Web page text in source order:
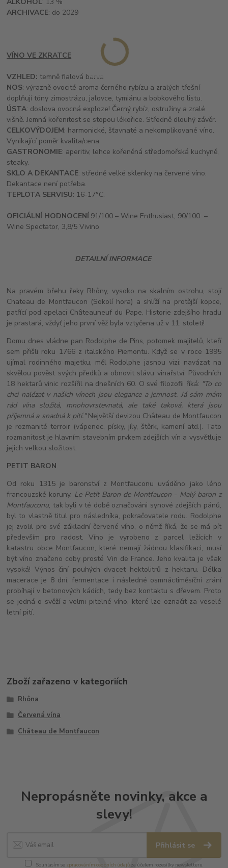
ARCHIVACE: do 2029
VÍNO VE ZKRATCE
VZHLED: temně fialová barva
NOS: výrazně ovocité aroma černého rybízu a zralých třešní
doplňují tóny zimostrázu, jalovce, tymiánu a bobkového listu.
ÚSTA: doslova ovocná exploze! Černý rybíz, ostružiny a zralé
višně. Jemná kořenitost se stopou lékořice. Středně dlouhý závěr.
CELKOVÝDOJEM: harmonické, šťavnaté a nekomplikované víno.
Vynikající poměr kvalita/cena.
GASTRONOMIE: aperitiv, lehce kořeněná středomořská kuchyně,
steaky.
SKLO A DEKANTACE: středně velké sklenky na červené víno.
Dekantace není potřeba.
TEPLOTA SERVISU: 16-17°C.
OFICIÁLNÍ HODNOCENÍ:91/100 – Wine Enthusiast, 90/100 –
Wine Spectator, 3,8/5 Vivino
DETAILNÍ INFORMACE
Na pravém břehu řeky Rhôny, vysoko na skalním ostrohu, stojí
Chateau de Montfaucon (Sokolí hora) a shlíží na protější kopce,
patřící pod apelaci Châteauneuf du Pape. Historie zdejšího hradu
je prastará, vždyť jeho první věž byla vztyčena už v 11. století!
Domu dnes vládne pan Rodolphe de Pins, potomek majitelů, kteří
sem přišli roku 1766 z italského Piemontu. Když se v roce 1995
ujímal rodinného majetku, měl Rodolphe jasnou vizi: navázat na
skvělou pověst svých předků a obnovit slávu vinařství. Původních
18 hektarů vinic rozšířil na dnešních 60. O své filozofii říká: "To co
chci nalézat v našich vínech jsou elegance a jemnost. Já sám mám
rád vína složitá, mnohovrstevnatá, ale také taková, která jsou
příjemná a snadná k pití."Největší devizou Château de Montfaucon
je rozmanité terroir (vápenec, písky, jíly, štěrk, kamení atd.). Tato
rozmanitost je hlavním stavebním prvkem zdejších vín a vysvětluje
jejich velkou složitost.
PETIT BARON
Od roku 1315 je baronství z Montfauconu uváděno jako léno
francouzské koruny. Le Petit Baron de Montfaucon- Malý baron z
Montfauconu, tak byli v té době označováni synové zdejších pánů,
byl to vlastně titul pro následníka, pokračovatele rodu. Rodolphe
jej zvolil pro své základní červené víno, o němž říká, že se má pít
především pro radost. Víno je vyrobeno z parcel ležících v
katastru obce Montfaucon, které nemají žádnou klasifikaci, musí
být víno značeno coby prosté Vin de France. Jeho kvalita je však
vysoká! Výnos činí pouhých dvacet hektolitrů z hektaru. Délka
macerace je 8 dní, fermentace i následné osmnáctiměsíční zrání
probíhají v betonových kádích, tedy bez kontaktu s dřevem. Proto
se jedná o svěží a velmi pitelné víno, které lze označit za veselé
letní pití.
Zboží zařazeno v kategoriích
Rhôna
Červená vína
Château de Montfaucon
Nepropásněte novinky, akce a
slevy!
Přihlásit se
Souhlasím se zpracováním osobních údajůza účelem rozesílky newsletteru.